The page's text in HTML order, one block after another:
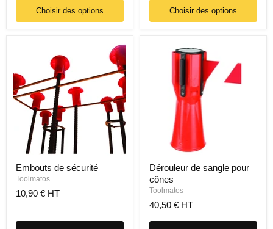
Choisir des options Choisir des options
Embouts de sécurité
Toolmatos
10,90 € HT
Dérouleur de sangle pour
cônes
Toolmatos
40,50 € HT